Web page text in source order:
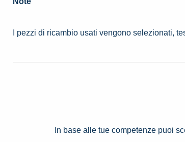
I pezzi di ricambio usati vengono selezionati,
In base alle tue competenze puoi